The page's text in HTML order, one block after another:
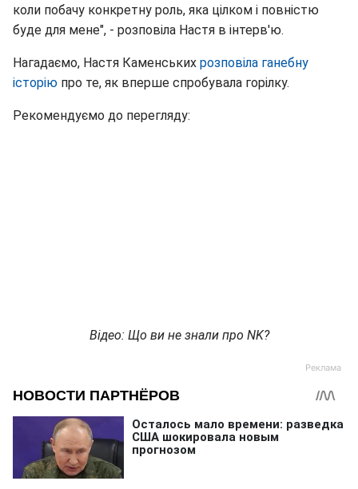
коли побачу конкретну роль, яка цілком і повністю
буде для мене", - розповіла Настя в інтерв'ю.
Нагадаємо, Настя Каменських розповіла ганебну
історію про те, як вперше спробувала горілку.
Рекомендуємо до перегляду:
Відео: Що ви не знали про NK?